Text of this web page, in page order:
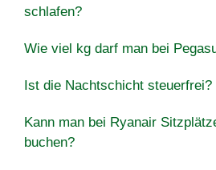
schlafen?
Wie viel kg darf man bei
Ist die Nachtschicht steuerfrei?
Kann man bei Ryanair
buchen?